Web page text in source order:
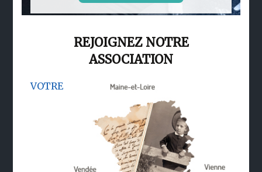
REJOIGNEZ NOTRE
ASSOCIATION
VOTRE